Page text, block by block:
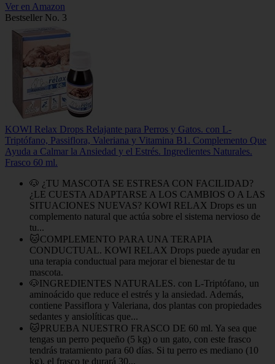
Ver en Amazon
Bestseller No. 3
KOWI Relax Drops Relajante para Perros y Gatos. con L-
Triptófano, Passiflora, Valeriana y Vitamina B1. Complemento Que
Ayuda a Calmar la Ansiedad y el Estrés. Ingredientes Naturales.
Frasco 60 ml.
🐶 ¿TU MASCOTA SE ESTRESA CON FACILIDAD?
¿LE CUESTA ADAPTARSE A LOS CAMBIOS O A LAS
SITUACIONES NUEVAS? KOWI RELAX Drops es un
complemento natural que actúa sobre el sistema nervioso de
tu...
🐱COMPLEMENTO PARA UNA TERAPIA
CONDUCTUAL. KOWI RELAX Drops puede ayudar en
una terapia conductual para mejorar el bienestar de tu
mascota.
🐶INGREDIENTES NATURALES. con L-Triptófano, un
aminoácido que reduce el estrés y la ansiedad. Además,
contiene Passiflora y Valeriana, dos plantas con propiedades
sedantes y ansiolíticas que...
🐱PRUEBA NUESTRO FRASCO DE 60 ml. Ya sea que
tengas un perro pequeño (5 kg) o un gato, con este frasco
tendrás tratamiento para 60 días. Si tu perro es mediano (10
kg), el frasco te durará 30...